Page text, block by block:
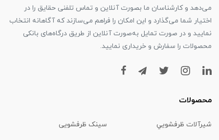
می‌دهد و کارشناسان ما بصورت آنلاین و تماس تلفنی حقایق را در
اختیار شما می‌گذارد و این امکان را فراهم می‌سازند که آگاهانه انتخاب
نمایید و در صورت تمایل به‌صورت آنلاین از طریق درگاه‌های بانکی
محصولات را سفارش و خریداری نمایید.
محصولات
شیرآلات ظرفشويي سینک ظرفشویی